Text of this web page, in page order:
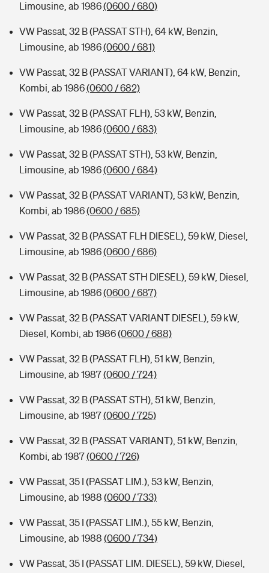
Limousine, ab 1986(0600 / 680)
VW Passat, 32 B (PASSAT STH), 64 kW, Benzin,
Limousine, ab 1986(0600 / 681)
VW Passat, 32 B (PASSAT VARIANT), 64 kW, Benzin,
Kombi, ab 1986(0600 / 682)
VW Passat, 32 B (PASSAT FLH), 53 kW, Benzin,
Limousine, ab 1986(0600 / 683)
VW Passat, 32 B (PASSAT STH), 53 kW, Benzin,
Limousine, ab 1986(0600 / 684)
VW Passat, 32 B (PASSAT VARIANT), 53 kW, Benzin,
Kombi, ab 1986(0600 / 685)
VW Passat, 32 B (PASSAT FLH DIESEL), 59 kW, Diesel,
Limousine, ab 1986(0600 / 686)
VW Passat, 32 B (PASSAT STH DIESEL), 59 kW, Diesel,
Limousine, ab 1986(0600 / 687)
VW Passat, 32 B (PASSAT VARIANT DIESEL), 59 kW,
Diesel, Kombi, ab 1986(0600 / 688)
VW Passat, 32 B (PASSAT FLH), 51 kW, Benzin,
Limousine, ab 1987(0600 / 724)
VW Passat, 32 B (PASSAT STH), 51 kW, Benzin,
Limousine, ab 1987(0600 / 725)
VW Passat, 32 B (PASSAT VARIANT), 51 kW, Benzin,
Kombi, ab 1987(0600 / 726)
VW Passat, 35 I (PASSAT LIM.), 53 kW, Benzin,
Limousine, ab 1988 (0600 / 733)
VW Passat, 35 I (PASSAT LIM.), 55 kW, Benzin,
Limousine, ab 1988 (0600 / 734)
VW Passat, 35 I (PASSAT LIM. DIESEL), 59 kW, Diesel,